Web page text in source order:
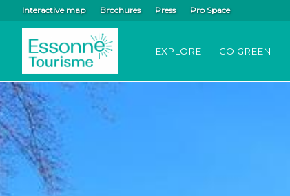
Interactive map Brochures Press Pro Space
EXPLORE GO GREEN